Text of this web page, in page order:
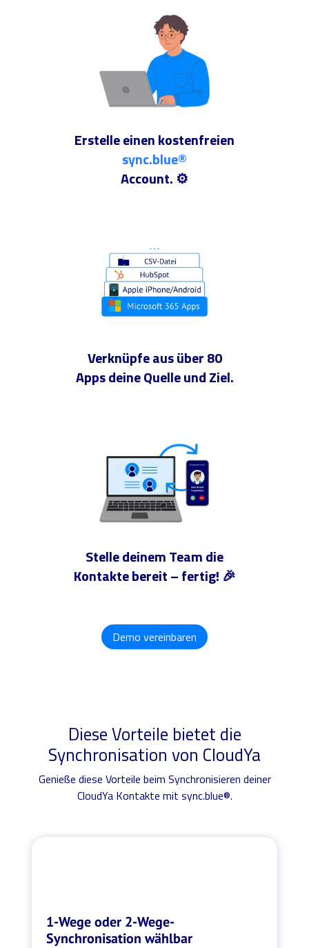
Erstelle einen kostenfreien
sync.blue®
Account. ⚙️
Verknüpfe aus über 80
Apps deine Quelle und Ziel.
Stelle deinem Team die
Kontakte bereit – fertig! 🎉
Demo vereinbaren
Diese Vorteile bietet die
Synchronisation von CloudYa
Genieße diese Vorteile beim Synchronisieren deiner
CloudYa Kontakte mit sync.blue®.
1-Wege oder 2-Wege-
Synchronisation wählbar